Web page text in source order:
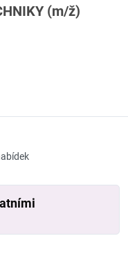
(m/ž)